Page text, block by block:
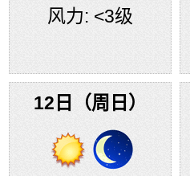
风力: <3级
12日（周日）